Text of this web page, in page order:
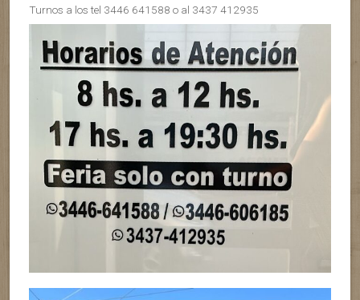
Turnos a los tel 3446 641588 o al 3437 412935